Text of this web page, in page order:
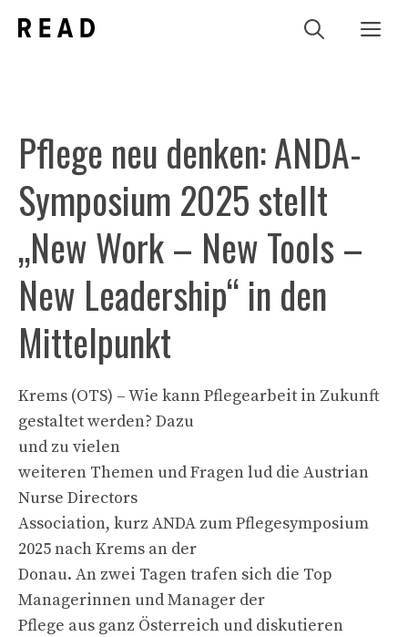
Inhalt
Pflege neu denken: ANDA-
Symposium 2025 stellt
„New Work – New Tools –
New Leadership“ in den
Mittelpunkt
Krems (OTS) – Wie kann Pflegearbeit in Zukunft
gestaltet werden? Dazu
und zu vielen
weiteren Themen und Fragen lud die Austrian
Nurse Directors
Association, kurz ANDA zum Pflegesymposium
2025 nach Krems an der
Donau. An zwei Tagen trafen sich die Top
Managerinnen und Manager der
Pflege aus ganz Österreich und diskutieren